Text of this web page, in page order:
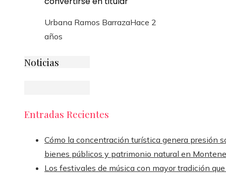
Urbana Ramos BarrazaHace 2
años
Noticias
Entradas Recientes
Cómo la concentración turística genera presión
bienes públicos y patrimonio natural en
Los festivales de música con mayor tradición